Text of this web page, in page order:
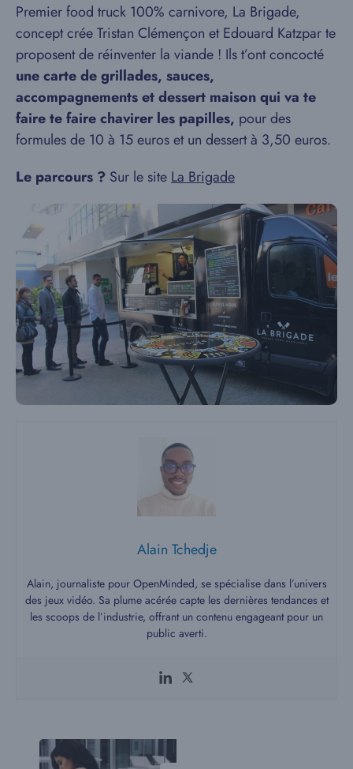
Premier food truck 100% carnivore, La Brigade,
conceptcrée Tristan Clémençon et Edouard Katzpar te
proposent de réinventer la viande ! Ils t’ont concocté
une carte de grillades, sauces,
accompagnements et dessert maison qui va te
faire te faire chavirer les papilles, pour des
formules de 10 à 15 euros et un dessert à 3,50 euros.
Le parcours ? Sur le site La Brigade
Alain Tchedje
Alain, journaliste pour OpenMinded, se spécialise dans l’univers
des jeux vidéo. Sa plume acérée capte les dernières tendances et
les scoops de l’industrie, offrant un contenu engageant pour un
public averti.